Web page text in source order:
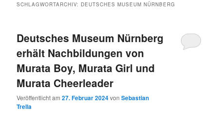
SCHLAGWORTARCHIV: DEUTSCHES MUSEUM NÜRNBERG
Deutsches Museum Nürnberg
erhält Nachbildungen von
Murata Boy, Murata Girl und
Murata Cheerleader
Veröffentlicht am27. Februar 2024vonSebastian
Trella